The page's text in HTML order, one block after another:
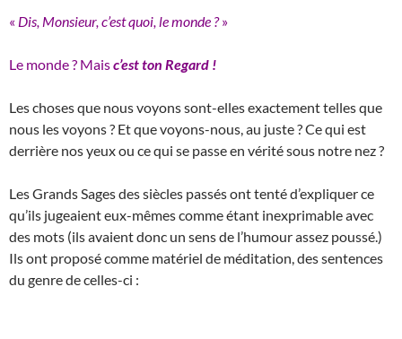
« Dis, Monsieur, c’est quoi, le monde ?»
Le monde ? Maisc’estton Regard !
Les choses que nous voyons sont-elles exactement telles que
nous les voyons ? Et que voyons-nous, au juste ? Ce qui est
derrière nos yeux ou ce qui se passe en vérité sous notre nez ?
Les Grands Sages des siècles passés ont tenté d’expliquer ce
qu’ils jugeaient eux-mêmes comme étant inexprimable avec
des mots (ils avaient donc un sens de l’humour assez poussé.)
Ils ont proposé comme matériel de méditation, des sentences
du genre de celles-ci :